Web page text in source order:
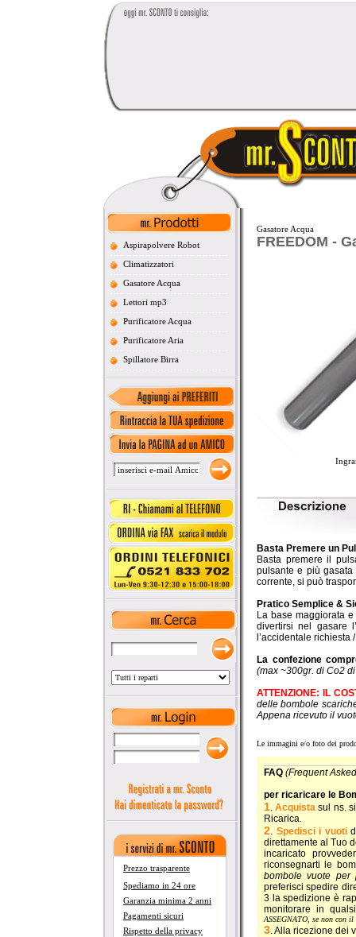
Aspirapolvere Robot
Climatizzatori
Gasatore Acqua
Lettori mp3
Purificatore Acqua
Purificatore Aria
Spillatore Birra
Prezzo trasparente
Spediamo in 24 ore
Garanzia minima 2 anni
Pagamenti sicuri
Rispetto della privacy
Gasatore Acqua
FREEDOM -
Basta Premere un
Basta premere il
pulsante e più gasata
corrente, si può
Pratico Semplice &
La base maggiorata
divertirsi nel gasare
l’accidentale richiesta
La confezione
(max ~300gr. di Co2
ATTENZIONE: IL
delle bombole
Appena ricevuto il
Le immagini e/o foto dei
FAQ (Frequent
per ricaricare le
1 .Acquista sul ns.
Ricarica.
2 Spedisci i vuoti
direttamente al Tuo
incaricato
riconsegnarti le
bombole vuote per
preferisci spedire
3 la spedizione è
monitorare in
ASSEGNATO, se non con
3 . Alla ricezione dei